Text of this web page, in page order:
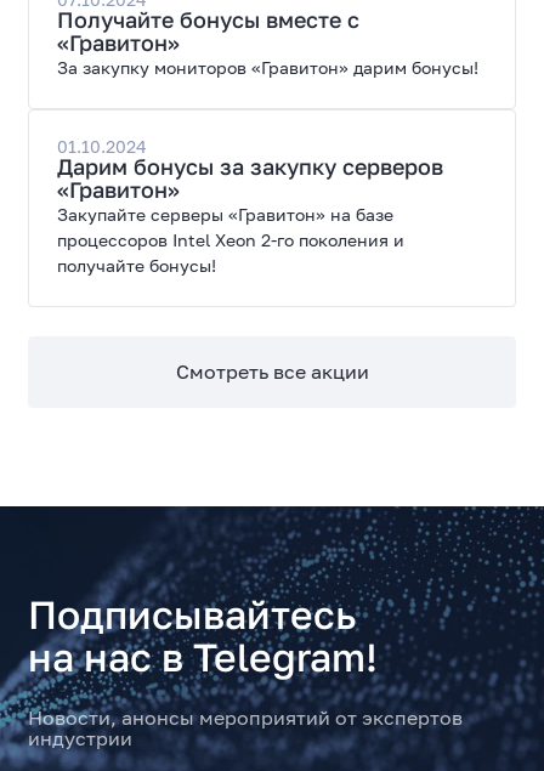
Получайте бонусы вместе с
«Гравитон»
За закупку мониторов «Гравитон» дарим бонусы!
01.10.2024
Дарим бонусы за закупку серверов
«Гравитон»
Закупайте серверы «Гравитон» на базе
процессоров Intel Xeon 2-го поколения и
получайте бонусы!
Смотреть все акции
Подписывайтесь
на нас в Telegram!
Новости, анонсы мероприятий от экспертов
индустрии